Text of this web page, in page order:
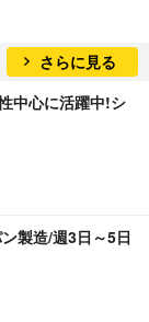
さらに見る
中心に活躍中!シ
製造/週3日～5日